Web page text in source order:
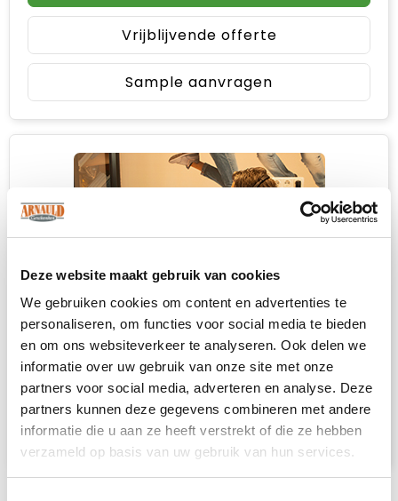
Deze website maakt gebruik van cookies
We gebruiken cookies om content en advertenties te
personaliseren, om functies voor social media te bieden
en om ons websiteverkeer te analyseren. Ook delen we
informatie over uw gebruik van onze site met onze
partners voor social media, adverteren en analyse. Deze
partners kunnen deze gegevens combineren met andere
informatie die u aan ze heeft verstrekt of die ze hebben
verzameld op basis van uw gebruik van hun services.
Vrijblijvende offerte
Sample aanvragen
Heb je niet kunnen vinden wat je
zoekt?
Neem contact met ons opvoor een advies
op maat.